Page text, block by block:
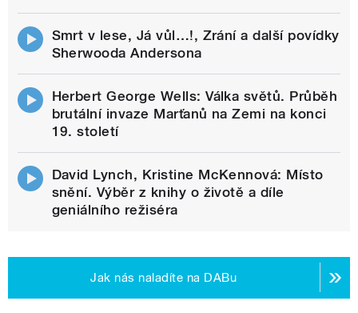
Smrt v lese, Já vůl…!, Zrání a další povídky
Sherwooda Andersona
Herbert George Wells: Válka světů. Průběh
brutální invaze Marťanů na Zemi na konci
19. století
David Lynch, Kristine McKennová: Místo
snění. Výběr z knihy o životě a díle
geniálního režiséra
Jak nás naladíte na DABu